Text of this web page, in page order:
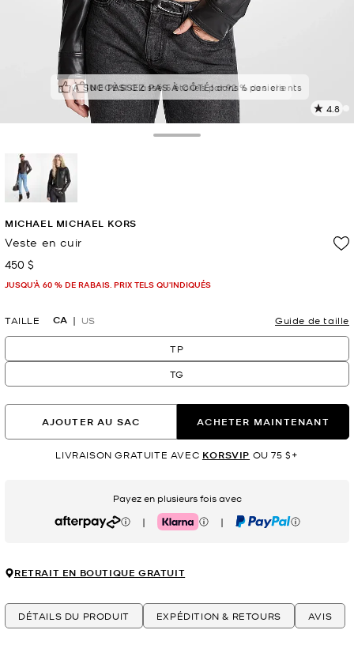
À SUCCÈS!Classé 5 étoiles par 92 % des clients
NE PASSEZ PAS À CÔTÉ!dans 6 paniers
4.8
MICHAEL MICHAEL KORS
Veste en cuir
maintenant
450 $
JUSQU’À 60 % DE RABAIS. PRIX TELS QU'INDIQUÉS
TAILLE CA US Guide de taille
TP
TG
AJOUTER AU SAC ACHETER MAINTENANT
LIVRAISON GRATUITE AVEC KORSVIP OU 75 $+
Payez en plusieurs fois avec
Afterpay | Klarna | PayPal
RETRAIT EN BOUTIQUE GRATUIT
DÉTAILS DU PRODUIT EXPÉDITION & RETOURS AVIS